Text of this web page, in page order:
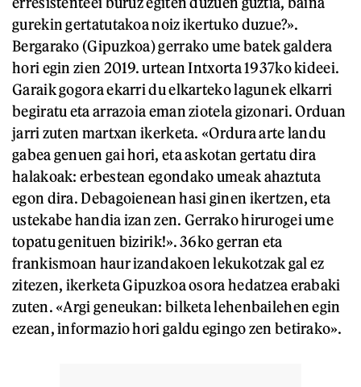
gurekin gertatutakoa noiz ikertuko duzue?».
Bergarako (Gipuzkoa) gerrako ume batek galdera
hori egin zien 2019. urtean Intxorta 1937ko kideei.
Garaik gogora ekarri du elkarteko lagunek elkarri
begiratu eta arrazoia eman ziotela gizonari. Orduan
jarri zuten martxan ikerketa. «Ordura arte landu
gabea genuen gai hori, eta askotan gertatu dira
halakoak: erbestean egondako umeak ahaztuta
egon dira. Debagoienean hasi ginen ikertzen, eta
ustekabe handia izan zen. Gerrako hirurogei ume
topatu genituen bizirik!». 36ko gerran eta
frankismoan haur izandakoen lekukotzak gal ez
zitezen, ikerketa Gipuzkoa osora hedatzea erabaki
zuten. «Argi geneukan: bilketa lehenbailehen egin
ezean, informazio hori galdu egingo zen betirako».